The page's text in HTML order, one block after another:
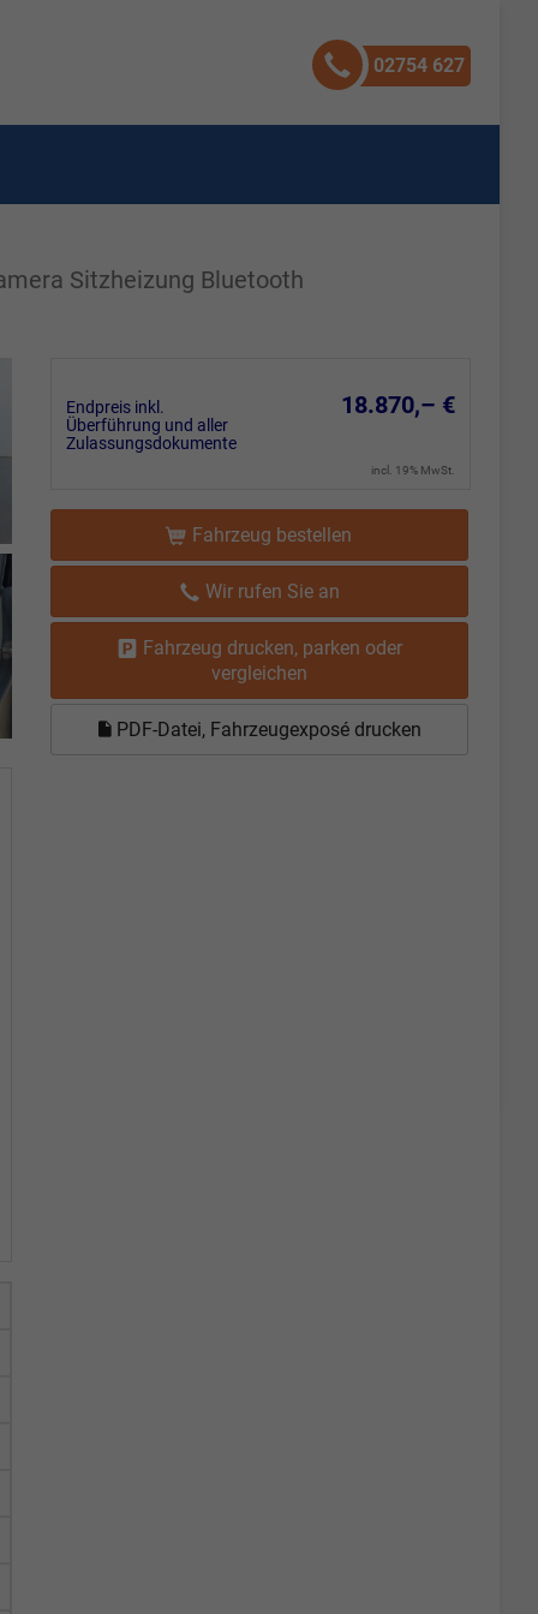
02754 627
Sitzheizung Bluetooth
Endpreis inkl.
Überführung und aller
Zulassungsdokumente
18.870,– €
incl. 19% MwSt.
Fahrzeug bestellen
Wir rufen Sie an
Fahrzeug drucken, parken oder
vergleichen
PDF-Datei, Fahrzeugexposé drucken